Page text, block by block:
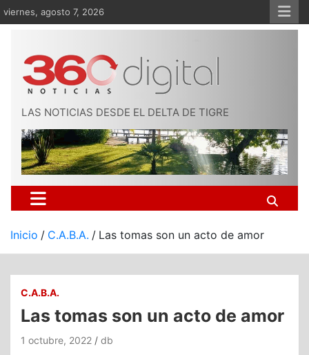
Saltar
al
viernes, agosto 7, 2026
LAS NOTICIAS DESDE EL DELTA DE TIGRE
Inicio C.A.B.A. Las tomas son un acto de amor
C.A.B.A.
Las tomas son un acto de amor
1 octubre, 2022 db